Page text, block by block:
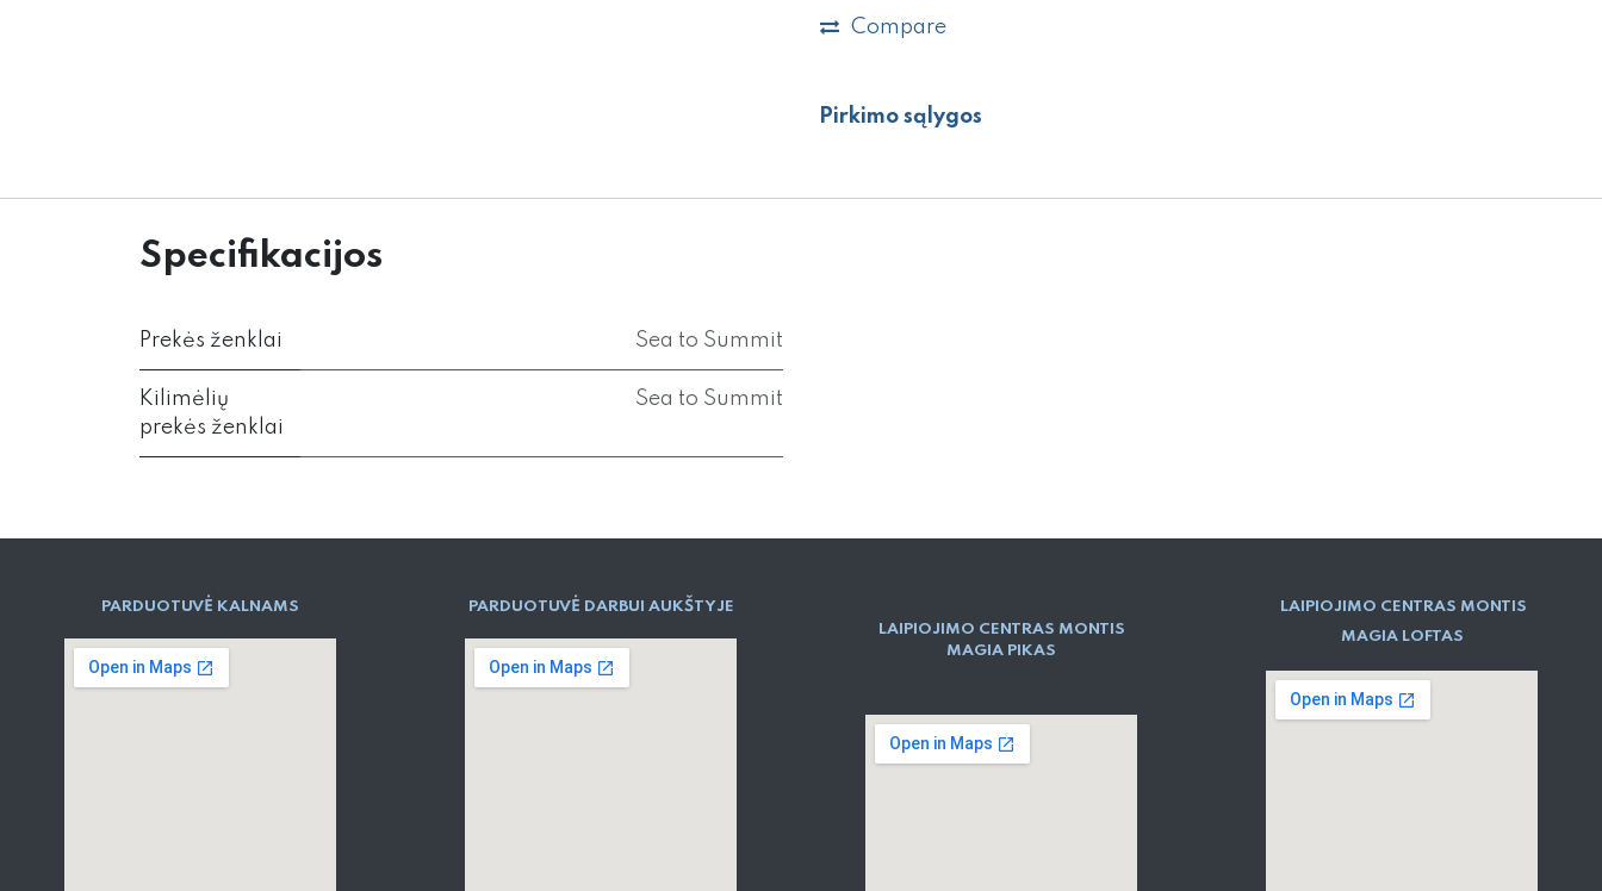
Compare
Pirkimo sąlygos
Specifikacijos
Prekės ženklai Sea to Summit
Kilimėlių
prekės ženklai
Sea to Summit
PARD​UOTUVĖ​ KALNAMS PARDUOTUVĖ DARBUI AUKŠTYJE
LAIPIOJIMO CENTRAS MONTIS
MAGIA PIKAS
LAIPIOJIMO CENTRAS MONTIS
MAGIA LOFTAS